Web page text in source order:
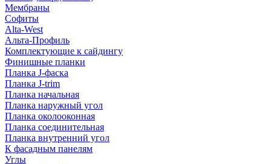
Мембраны
Софиты
Alta-West
Альта-Профиль
Комплектующие к сайдингу
Финишные планки
Планка J-фаска
Планка J-trim
Планка начальная
Планка наружный угол
Планка околооконная
Планка соединительная
Планка внутренний угол
К фасадным панелям
Углы